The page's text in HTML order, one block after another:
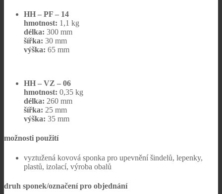
HH – PF – 14
hmotnost: 1,1 kg
délka: 300 mm
šířka: 30 mm
výška: 65 mm
HH – VZ – 06
hmotnost: 0,35 kg
délka: 260 mm
šířka: 25 mm
výška: 35 mm
možnosti použití
vyztužená kovová sponka pro upevnění šindelů, lepenky,
plastů, izolací, výroba obalů
druh sponek/označení pro objednání